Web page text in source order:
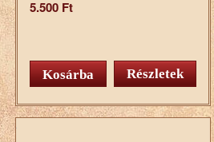
5.500 Ft
Részletek